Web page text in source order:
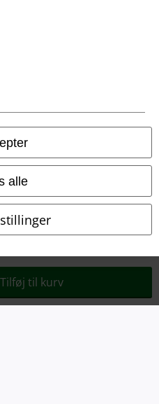
alle
Tilføj til kurv